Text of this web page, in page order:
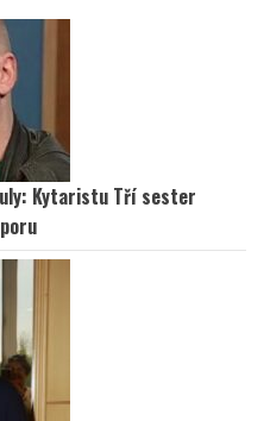
Kytaristu Tří sester